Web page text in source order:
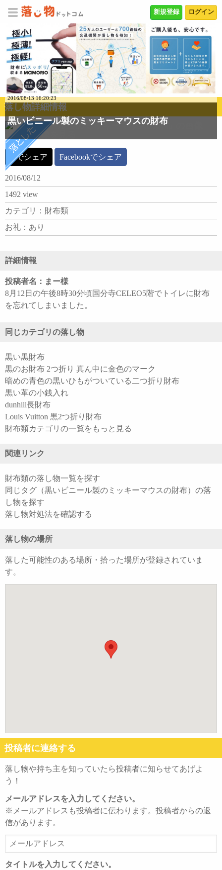
ログイン
新規登録
落し物詳細情報
2016/08/13 16:20:23
詳細な画像を見る
黒いビニール製のミッキーマウスの財布
Xでシェア Facebookでシェア
2016/08/12
1492 view
カテゴリ：財布類
お礼：あり
詳細情報
投稿者名：まー様
8月12日の午後8時30分頃国分寺CELEO5階でトイレに財布
を忘れてしまいました。
同じカテゴリの落し物
黒い黒財布
黒のお財布 2つ折り 真ん中に金色のマーク
暗めの青色の黒いひもがついている二つ折り財布
黒い革の小銭入れ
dunhill長財布
Louis Vuitton 黒2つ折り財布
財布類カテゴリの一覧をもっと見る
関連リンク
財布類の落し物一覧を探す
同じタグ（黒いビニール製のミッキーマウスの財布）の落
し物を探す
落し物対処法を確認する
落し物の場所
落した可能性のある場所・拾った場所が登録されていま
す。
投稿者に連絡する
落し物や持ち主を知っていたら投稿者に知らせてあげよ
う！
メールアドレスを入力してください。
※メールアドレスも投稿者に伝わります。投稿者からの返
信があります。
ー
ル
タイトルを入力してください。